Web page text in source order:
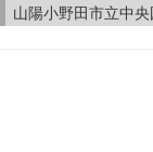
山陽小野田市立中